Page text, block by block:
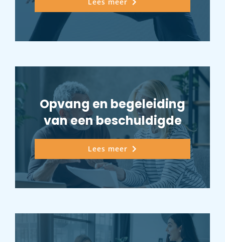
Opvang en begeleiding
van een beschuldigde
Lees meer